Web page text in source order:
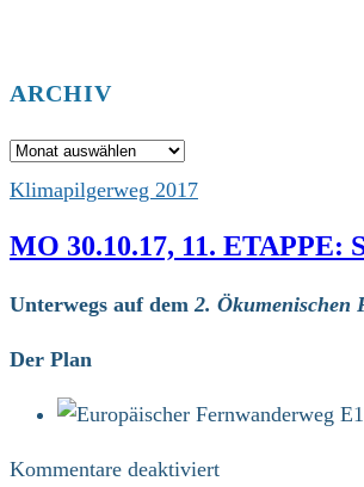
ARCHIV
Archiv
Klimapilgerweg 2017
MO 30.10.17, 11.
Unterwegs auf dem 2. Ökumenischen
Der Plan
Kommentare deaktiviertfür